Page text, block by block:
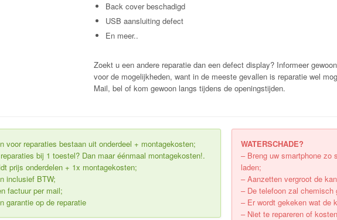
Back cover beschadigd
USB aansluiting defect
En meer..
Zoekt u een andere reparatie dan een defect display? Informeer
voor de mogelijkheden, want in de meeste gevallen is reparatie wel
Mail, bel of kom gewoon langs tijdens de openingstijden.
voor reparaties bestaan uit onderdeel + montagekosten;
bij 1 toestel? Dan maar éénmaal montagekosten!.
prijs onderdelen + 1x montagekosten;
inclusief BTW;
factuur per mail;
garantie op de reparatie
WATERSCHADE?
– Breng uw smartphone zo
laden;
– Aanzetten vergroot de
– De telefoon zal chemisch
– Er wordt gekeken wat de
– Niet te repareren of